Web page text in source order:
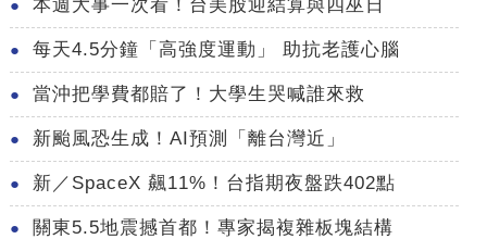
本週大事一次看！台美股迎結算與四巫日
每天4.5分鐘「高強度運動」 助抗老護心腦
當沖把學費都賠了！大學生哭喊誰來救
新颱風恐生成！AI預測「離台灣近」
新／SpaceX 飆11%！台指期夜盤跌402點
關東5.5地震撼首都！專家揭複雜板塊結構